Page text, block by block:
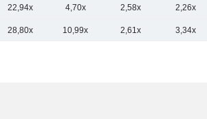
22,94x 4,70x 2,58x 2,26x
28,80x 10,99x 2,61x 3,34x